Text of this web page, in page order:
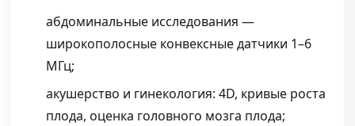
абдоминальные исследования —
широкополосные конвексные датчики 1–6
МГц;
акушерство и гинекология: 4D, кривые роста
плода, оценка головного мозга плода;